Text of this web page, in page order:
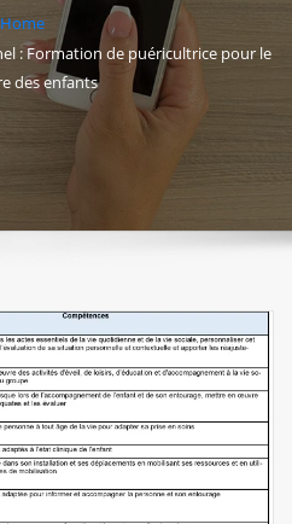
Home
: Formation de puéricultrice pour le
des enfants